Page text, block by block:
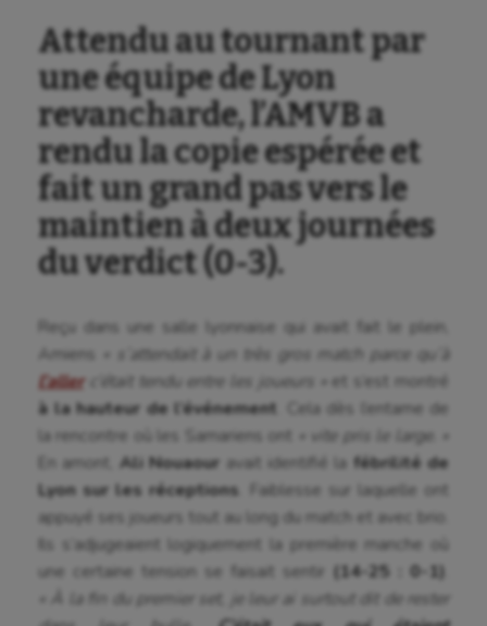
Attendu au tournant par
une équipe de Lyon
revancharde, l’AMVB a
rendu la copie espérée et
fait un grand pas vers le
maintien à deux journées
du verdict (0-3).
Reçu dans une salle lyonnaise qui avait fait le plein,
Amiens
« s’attendait à un très gros match parce qu’à
l’allerc’était tendu entre les joueurs » et s’est montré
à la hauteur de l’événement . Cela dès l’entame de
la rencontre où les Samariens ont
« vite pris le large. »
En amont, Ali Nouaour avait identifié la fébrilité de
Lyon sur les réceptions . Faiblesse sur laquelle ont
appuyé ses joueurs tout au long du match et avec brio.
Ils s’adjugeaient logiquement la première manche où
une certaine tension se faisait sentir (14-25 : 0-1)
« À la fin du premier set, je leur ai surtout dit de rester